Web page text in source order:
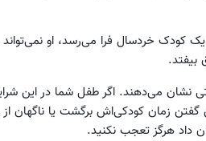
کودک خردسال فرا می‌رسد، او نمی‌تواند
بیفتد.
نشان می‌دهند. اگر طفل شما در این
زمان کودکی‌اش برگشت یا ناگهان
داد هرگز تعجب نکنید.